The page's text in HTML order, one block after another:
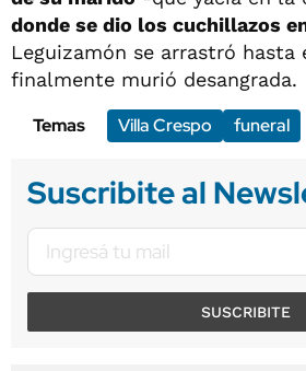
donde se dio los cuchillazos
Leguizamón se arrastró hasta
finalmente murió desangrada.
Temas
Villa Crespo funeral
Suscribite al
SUSCRIBITE